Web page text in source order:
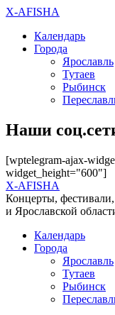
X-AFISHA
Календарь
Города
Ярославль
Тутаев
Рыбинск
Наши
[wptelegram-ajax-
widget_height="600"]
X-AFISHA
Концерты,
и Ярославской
Календарь
Города
Ярославль
Тутаев
Рыбинск